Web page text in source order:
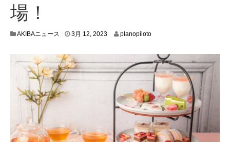
場！
AKIBAニュース 3月 12, 20233
2
planopiloto